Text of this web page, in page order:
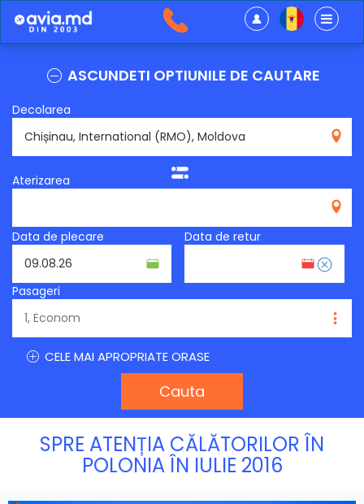
ASCUNDETI OPTIUNILE DE CAUTARE
Decolarea
Aterizarea
Data de plecare Data de retur
Pasageri
CELE MAI APROPRIATE ORASE
Cauta
SPRE ATENȚIA CĂLĂTORILOR ÎN
POLONIA ÎN IULIE 2016